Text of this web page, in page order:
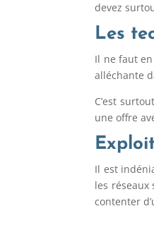
devez
Les
Il ne faut
alléchante
C’est
une offre
Il est
les
contenter